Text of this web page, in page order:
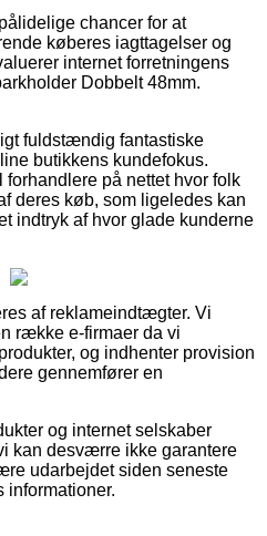
chancer for at
køberes iagttagelser og
internet forretningens
Dobbelt 48mm.
fuldstændig fantastiske
butikkens kundefokus.
på nettet hvor folk
deres køb, som ligeledes kan
indtryk af hvor glade kunderne
af reklameindtægter. Vi
række e-firmaer da vi
og indhenter provision
gennemfører en
og internet selskaber
kan desværre ikke garantere
udarbejdet siden seneste
informationer.